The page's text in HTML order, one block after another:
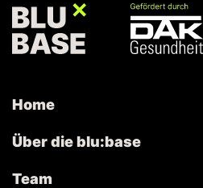
Home
Über die blu:base
Team